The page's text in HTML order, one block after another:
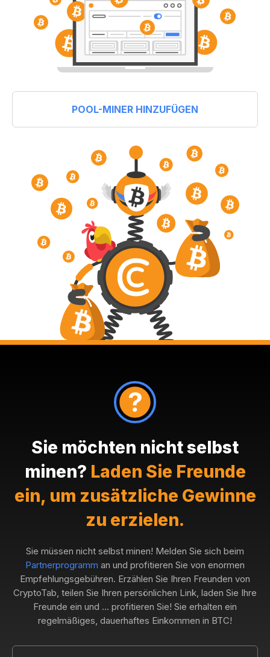
POOL-MINER HINZUFÜGEN
Sie möchten nicht selbst
minen? Laden Sie Freunde
ein, um zusätzliche Gewinne
zu erzielen.
Sie müssen nicht selbst minen! Melden Sie sich beim
Partnerprogramm an und profitieren Sie von enormen
Empfehlungsgebühren. Erzählen Sie Ihren Freunden von
CryptoTab, teilen Sie Ihren persönlichen Link, laden Sie Ihre
Freunde ein und ... profitieren Sie! Sie erhalten ein
regelmäßiges, dauerhaftes Einkommen in BTC!